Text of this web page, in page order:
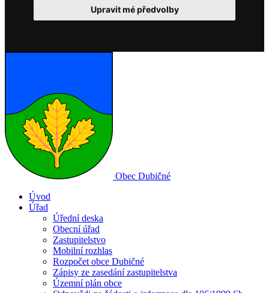
Upravit mé předvolby
Obec Dubičné
Úvod
Úřad
Úřední deska
Obecní úřad
Zastupitelstvo
Mobilní rozhlas
Rozpočet obce Dubičné
Zápisy ze zasedání zastupitelstva
Územní plán obce